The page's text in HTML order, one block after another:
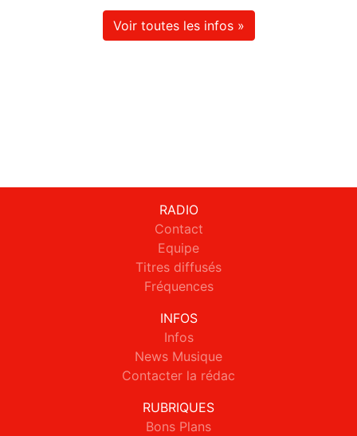
Voir toutes les infos »
RADIO
Contact
Equipe
Titres diffusés
Fréquences
INFOS
Infos
News Musique
Contacter la rédac
RUBRIQUES
Bons Plans